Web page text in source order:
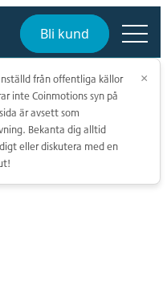
Bli kund
från offentliga källor
inte Coinmotions syn på
är avsett som
Bekanta dig alltid
eller diskutera med en
×